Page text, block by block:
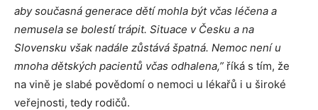
aby současná generace dětí mohla být včas léčena a
nemusela se bolestí trápit. Situace v Česku a na
Slovensku však nadále zůstává špatná. Nemoc není u
mnoha dětských pacientů včas odhalena,” říká s tím, že
na vině je slabé povědomí o nemoci u lékařů i u široké
veřejnosti, tedy rodičů.